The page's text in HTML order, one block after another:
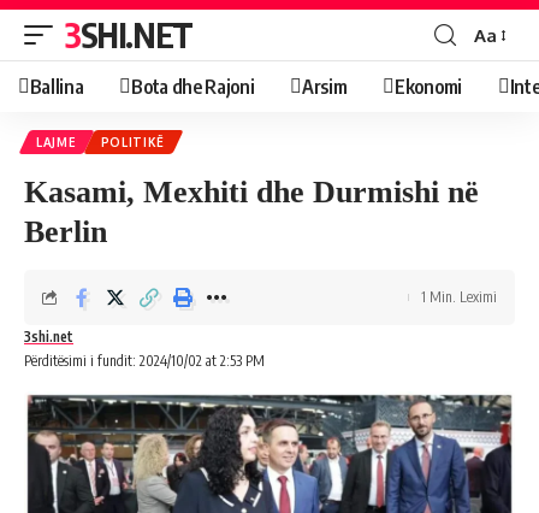
3SHI.NET Aa
Ballina Bota dhe Rajoni Arsim Ekonomi
LAJME POLITIKË
Kasami, Mexhiti dhe Durmishi në
Berlin
Përditësimi i fundit: 2024/10/02 at 2:53 PM
3shi.net
1 Min. Leximi